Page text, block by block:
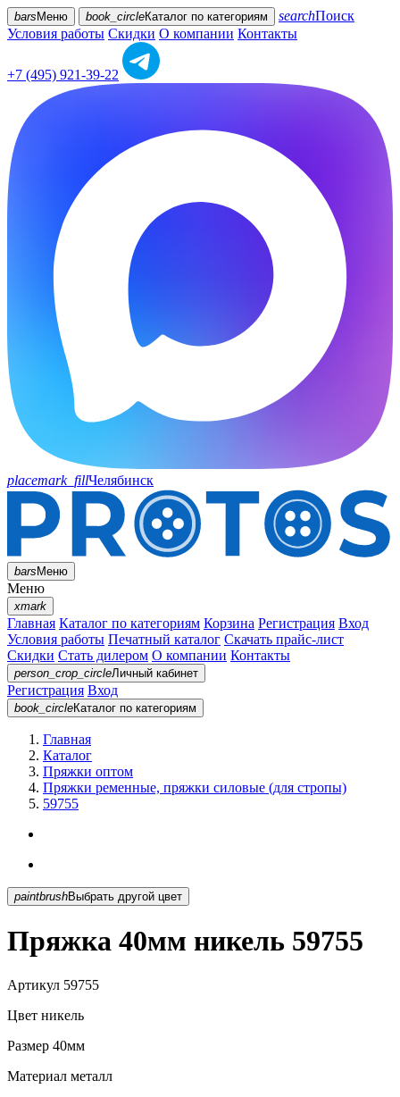
bars Меню book_circleКаталог по категориям searchПоиск
Условия работы Скидки О компании Контакты
+7 (495) 921-39-22
placemark_fillЧелябинск
barsМеню
Меню
xmark
Главная Каталог по категориям Корзина Регистрация Вход
Условия работы Печатный каталог Скачать прайс-лист
Скидки Стать дилером О компании Контакты
person_crop_circleЛичный кабинет
Регистрация Вход
book_circleКаталог по категориям
Главная
Каталог
Пряжки оптом
Пряжки ременные, пряжки силовые (для стропы)
59755
paintbrush Выбрать другой цвет
Пряжка 40мм никель 59755
Артикул 59755
Цвет никель
Размер 40мм
Материал металл